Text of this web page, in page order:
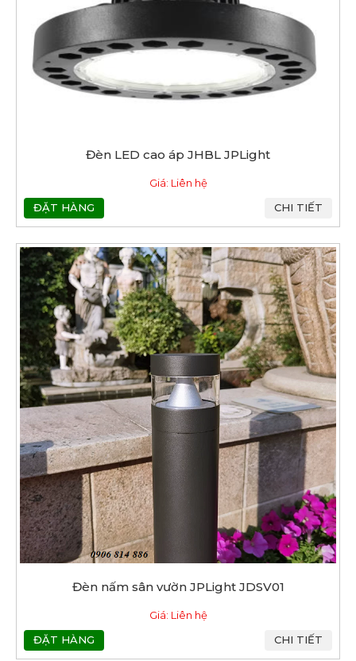
Đèn LED cao áp JHBL JPLight
Giá: Liên hệ
ĐẶT HÀNG
CHI TIẾT
Đèn nấm sân vườn JPLight JDSV01
Giá: Liên hệ
ĐẶT HÀNG
CHI TIẾT